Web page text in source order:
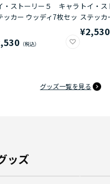
・ストーリー５ キャラ
ッカー ウッディ7枚セッ
トイ・
ステッ
¥2,530
グッズ一覧を見る
ッズ